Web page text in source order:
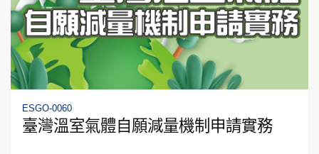
ESGO-0060
臺灣溫室氣體自願減量機制申請實務